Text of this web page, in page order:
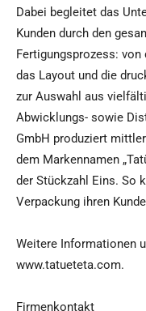
Dabei begleitet das
Kunden durch den
Fertigungsprozess:
das Layout und die
zur Auswahl aus
Abwicklungs- sowie
GmbH produziert
dem Markennamen
der Stückzahl Eins. So
Verpackung ihren
Weitere Informationen
www.tatueteta.com.
Firmenkontakt